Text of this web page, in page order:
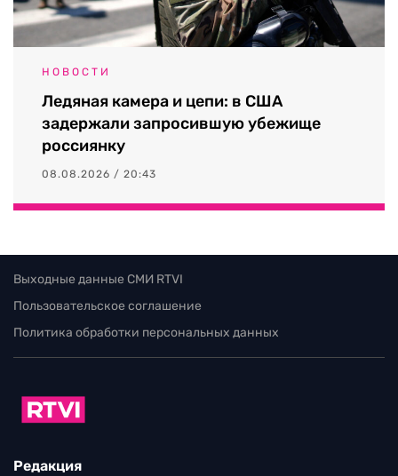
НОВОСТИ
Ледяная камера и цепи: в США
задержали запросившую убежище
россиянку
08.08.2026 / 20:43
Выходные данные СМИ RTVI
Пользовательское соглашение
Политика обработки персональных данных
Редакция